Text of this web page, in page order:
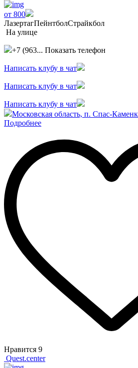
от 800
ЛазертагПейнтболСтрайкбол
На улице
+7 (963... Показать телефон
Написать клубу в чат
Написать клубу в чат
Написать клубу в чат
Московская область, п. Спас-
Подробнее
Нравится 9
Quest.center